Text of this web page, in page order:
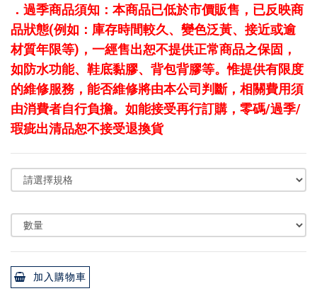
． 過季商品須知：本商品已低於市價販售，已反映商
品狀態(例如：庫存時間較久、變色泛黃、接近或逾
材質年限等)，一經售出恕不提供正常商品之保固，
如防水功能、鞋底黏膠、背包背膠等。惟提供有限度
的維修服務，能否維修將由本公司判斷，相關費用須
由消費者自行負擔。如能接受再行訂購，零碼/過季/
瑕疵出清品恕不接受退換貨
加入購物車